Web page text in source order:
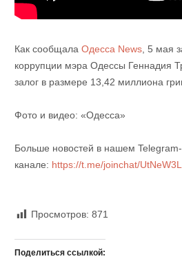
Как сообщала Одесса News, 5 мая
коррупции мэра Одессы Геннадия
залог в размере 13,42 миллиона
Фото и видео: «Одесса»
Больше новостей в нашем Telegram-
канале: https://t.me/joinchat/
Просмотров: 871
Поделиться ссылкой: